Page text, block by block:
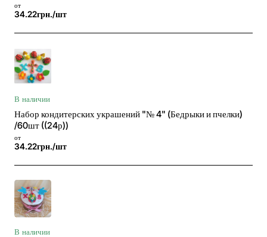
от
34.22грн./шт
В наличии
Набор кондитерских украшений "№ 4" (Бедрыки и пчелки)
/60шт ((24р))
от
34.22грн./шт
В наличии